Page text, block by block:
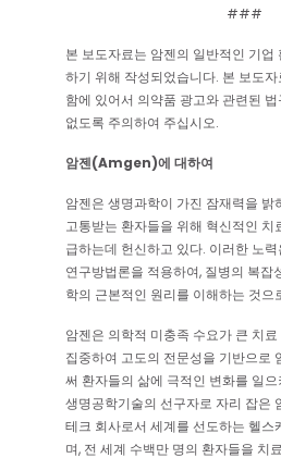
###
본 보도자료는 암젠의 일반적인 기업
하기 위해 작성되었습니다. 본 보도
함에 있어서 의약품 광고와 관련된
없도록 주의하여 주십시오.
암젠(Amgen)에 대하여
암젠은 생명과학이 가진 잠재력을 밝
고통받는 환자들을 위해 혁신적인 치
급하는데 헌신하고 있다. 이러한 노
연구방법론을 적용하여, 질병의 복잡
학의 근본적인 원리를 이해하는 것으
암젠은 의학적 미충족 수요가 큰 치
집중하여 고도의 전문성을 기반으로
써 환자들의 삶에 극적인 변화를 일
생명공학기술의 선구자로 자리 잡은
테크 회사로서 세계를 선도하는 헬스
며, 전 세계 수백만 명의 환자들을 치